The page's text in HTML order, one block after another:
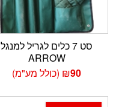
סט 7 כלים לגריל למנגל
ARROW
₪90 (כולל מע"מ)